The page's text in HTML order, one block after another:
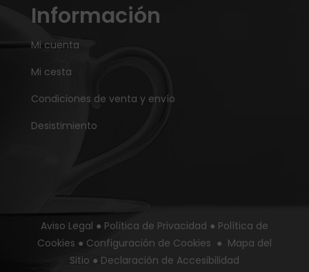
Información
Mi cuenta
Mi cesta
Condiciones de venta y envío
Desistimiento
Aviso Legal ● Política de Privacidad ● Política de
Cookies ● Configuración de Cookies ● Mapa del
Sitio ● Declaración de Accesibilidad